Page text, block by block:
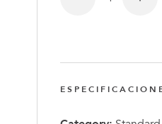
Director